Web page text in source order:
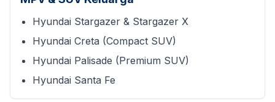
Hyundai Stargazer & Stargazer X
Hyundai Creta (Compact SUV)
Hyundai Palisade (Premium SUV)
Hyundai Santa Fe